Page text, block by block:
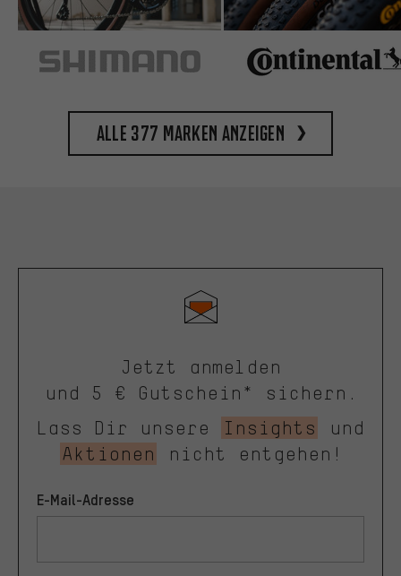
Alle 377 Marken anzeigen
Jetzt anmelden
und 5 € Gutschein* sichern.
Lass Dir unsere
Insights
und
Aktionen
nicht entgehen!
E-Mail-Adresse